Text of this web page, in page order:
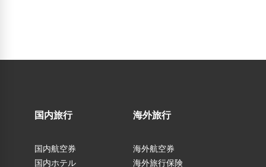
国内旅行
国内航空券
国内ホテル
海外旅行
海外航空券
海外旅行保険